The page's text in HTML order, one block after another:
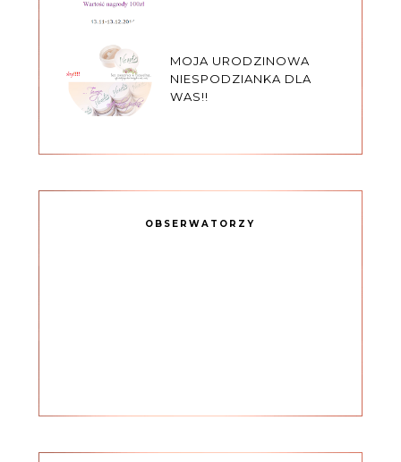
MOJA URODZINOWA
NIESPODZIANKA DLA
WAS!!
OBSERWATORZY